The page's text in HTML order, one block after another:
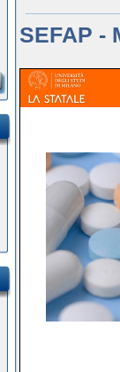
SEFAP -